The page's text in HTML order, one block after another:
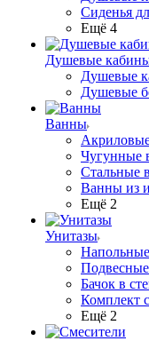
Сиденья
Ещё 4
Душевые
Душевые
Душевые
Ванны
Чугунные
Стальные
Ванны из
Ещё 2
Унитазы
Напольные
Подвесные
Бачок в
Комплект
Ещё 2